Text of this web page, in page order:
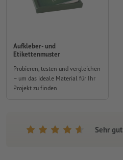
Aufkleber- und
Etikettenmuster
Probieren, testen und vergleichen
– um das ideale Material für Ihr
Projekt zu finden
Sehr gut